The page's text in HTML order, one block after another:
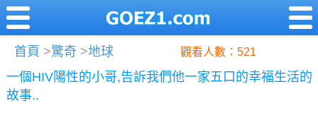
首頁 >驚奇 >地球 觀看人數：521
一個HIV陽性的小哥,告訴我們他一家五口的幸福生活的
故事..